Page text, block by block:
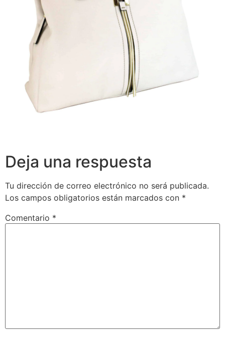
Deja una respuesta
Tu dirección de correo electrónico no será publicada.
Los campos obligatorios están marcados con *
Comentario *